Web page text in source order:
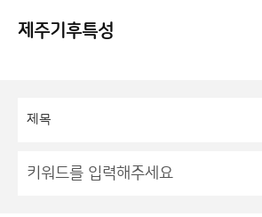
제주기후특성